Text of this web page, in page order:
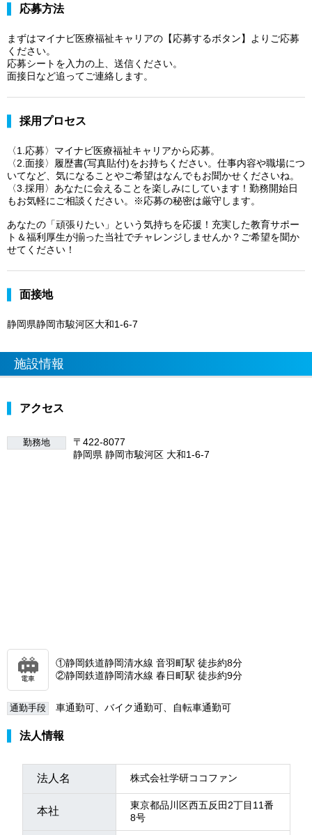
応募方法
まずはマイナビ医療福祉キャリアの【応募するボタン】よりご応募
ください。
応募シートを入力の上、送信ください。
面接日など追ってご連絡します。
採用プロセス
〈1.応募〉マイナビ医療福祉キャリアから応募。
〈2.面接〉履歴書(写真貼付)をお持ちください。仕事内容や職場につ
いてなど、気になることやご希望はなんでもお聞かせくださいね。
〈3.採用〉あなたに会えることを楽しみにしています！勤務開始日
もお気軽にご相談ください。※応募の秘密は厳守します。
あなたの「頑張りたい」という気持ちを応援！充実した教育サポー
ト＆福利厚生が揃った当社でチャレンジしませんか？ご希望を聞か
せてください！
面接地
静岡県静岡市駿河区大和1-6-7
施設情報
アクセス
勤務地
〒422-8077
静岡県 静岡市駿河区 大和1-6-7
電車
①静岡鉄道静岡清水線 音羽町駅 徒歩約8分
②静岡鉄道静岡清水線 春日町駅 徒歩約9分
通勤手段 車通勤可、バイク通勤可、自転車通勤可
法人情報
法人名 株式会社学研ココファン
本社
東京都品川区西五反田2丁目11番
8号